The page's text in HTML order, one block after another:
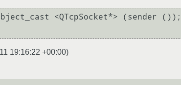
<QTcpSocket*> (sender ());
19:16:22 +00:00)